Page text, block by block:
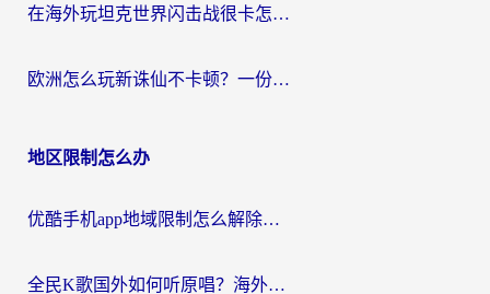
在海外玩坦克世界闪击战很卡怎么办？老玩家亲测有效的加速器选择指南
欧洲怎么玩新诛仙不卡顿？一份给海外游子的国服游戏畅玩指南
地区限制怎么办
优酷手机app地域限制怎么解除？海外党亲测有效的追剧方案
全民K歌国外如何听原唱？海外党亲测有效的回国加速器选择指南